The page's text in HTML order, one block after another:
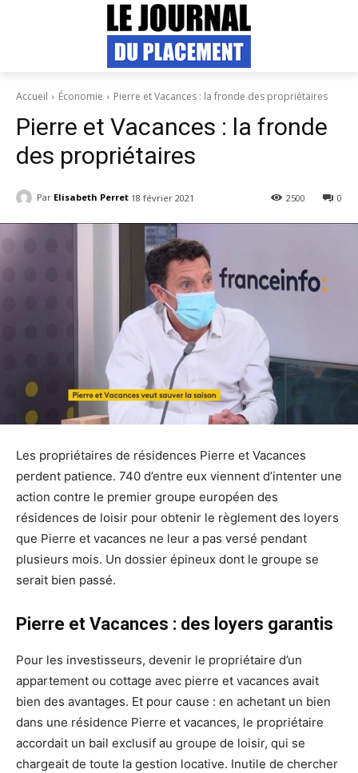
Accueil Économie Pierre et Vacances : la fronde des propriétaires
Pierre et Vacances : la fronde
des propriétaires
Par Elisabeth Perret 18 février 2021 0
2500
Les propriétaires de résidences Pierre et Vacances
perdent patience. 740 d’entre eux viennent d’intenter une
action contre le premier groupe européen des
résidences de loisir pour obtenir le règlement des loyers
que Pierre et vacances ne leur a pas versé pendant
plusieurs mois. Un dossier épineux dont le groupe se
serait bien passé.
Pierre et Vacances : des loyers garantis
Pour les investisseurs, devenir le propriétaire d’un
appartement ou cottage avec pierre et vacances avait
bien des avantages. Et pour cause : en achetant un bien
dans une résidence Pierre et vacances, le propriétaire
accordait un bail exclusif au groupe de loisir, qui se
chargeait de toute la gestion locative. Inutile de chercher